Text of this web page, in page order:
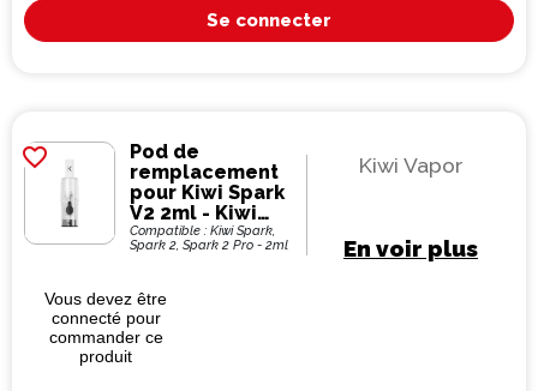
Se connecter
favorite_border
Pod de
remplacement
pour Kiwi Spark
V2 2ml - Kiwi
Vapor (pack de
3)
Compatible : Kiwi Spark,
Spark 2, Spark 2 Pro - 2ml
Kiwi Vapor
En voir plus
Vous devez être
connecté pour
commander ce
produit